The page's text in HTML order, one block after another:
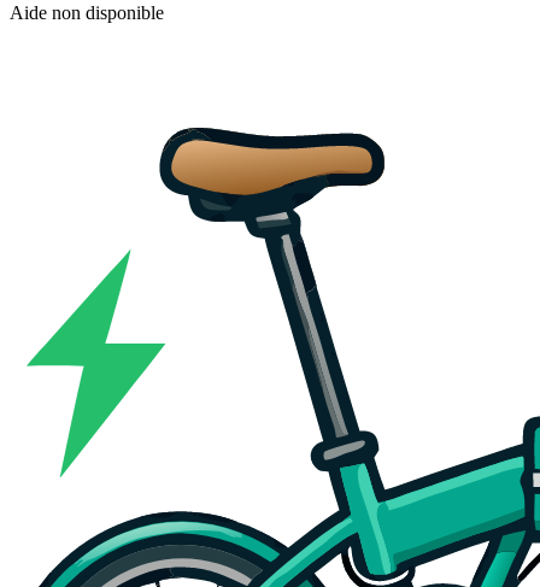
Aide non disponible